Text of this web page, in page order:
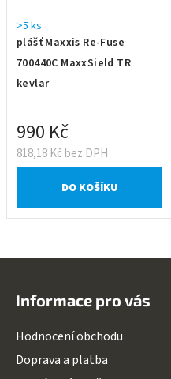
plášť Maxxis Re-Fuse
700440C MaxxSield TR
kevlar
>5 ks
818,18 Kč bez DPH
990 Kč
DO KOŠÍKU
Informace pro vás
Hodnocení obchodu
Doprava a platba